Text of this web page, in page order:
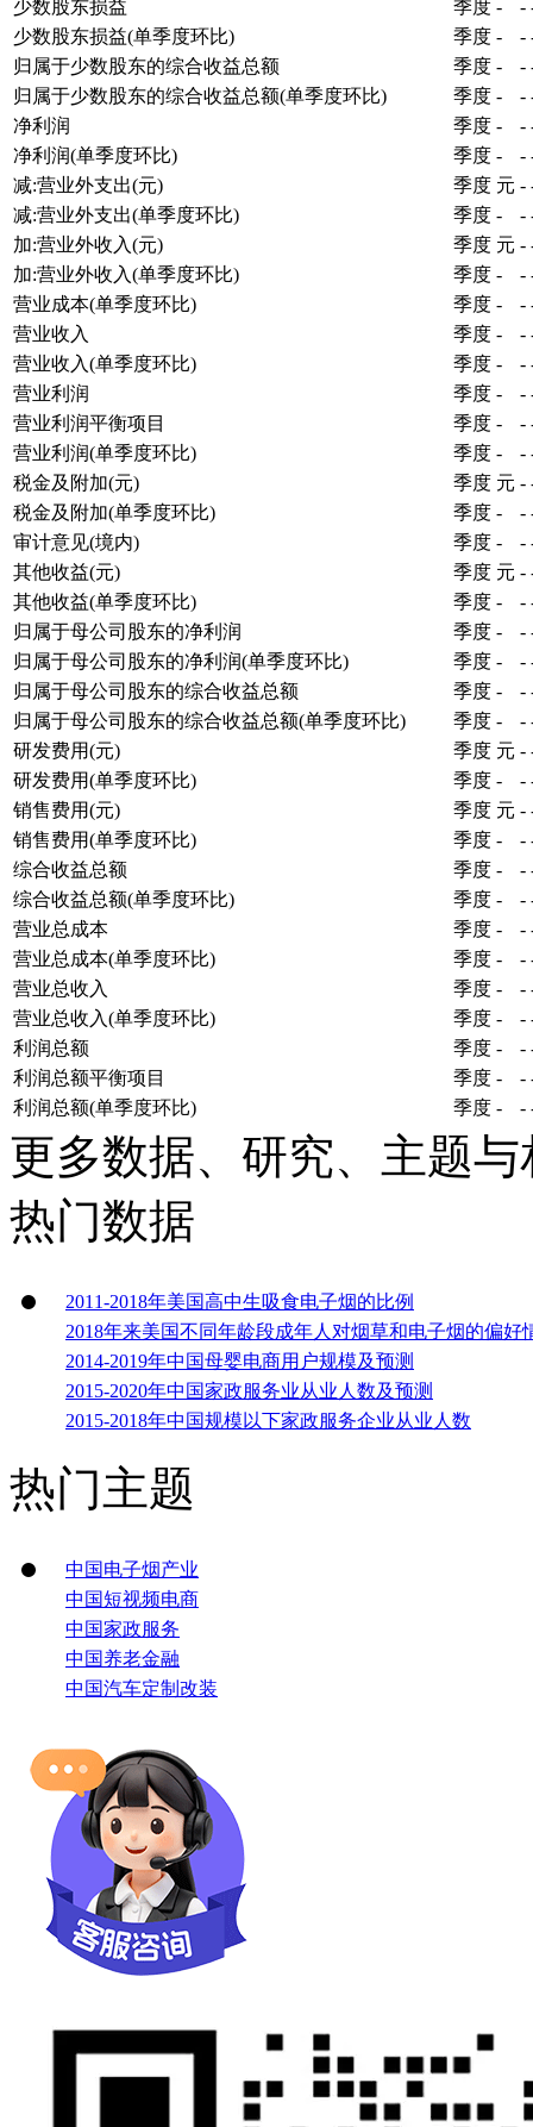
少数股东损益 季度 - -
少数股东损益(单季度环比)
季度 - -
归属于少数股东的综合收益总额
季度 - -
归属于少数股东的综合收益总额(单季度环比)
季度 - -
净利润
季度 - -
净利润(单季度环比)
季度 - -
减:营业外支出(元)
季度 元 -
减:营业外支出(单季度环比)
季度 - -
加:营业外收入(元)
季度 元 -
加:营业外收入(单季度环比)
季度 - -
营业成本(单季度环比)
季度 - -
营业收入
季度 - -
营业收入(单季度环比)
季度 - -
营业利润
季度 - -
营业利润平衡项目
季度 - -
营业利润(单季度环比)
季度 - -
税金及附加(元)
季度 元 -
税金及附加(单季度环比)
季度 - -
审计意见(境内)
季度 - -
其他收益(元)
季度 元 -
其他收益(单季度环比)
季度 - -
归属于母公司股东的净利润
季度 - -
归属于母公司股东的净利润(单季度环比)
季度 - -
归属于母公司股东的综合收益总额
季度 - -
归属于母公司股东的综合收益总额(单季度环比)
季度 - -
研发费用(元)
季度 元 -
研发费用(单季度环比)
季度 - -
销售费用(元)
季度 元 -
销售费用(单季度环比)
季度 - -
综合收益总额
季度 - -
综合收益总额(单季度环比)
季度 - -
营业总成本
季度 - -
营业总成本(单季度环比)
季度 - -
营业总收入
季度 - -
营业总收入(单季度环比)
季度 - -
利润总额
季度 - -
利润总额平衡项目
季度 - -
利润总额(单季度环比)
季度 - -
更多数据、研究、主题
热门数据
2011-2018年美国高中生吸食电子烟的比例
2018年来美国不同年龄段成年人对烟草和电子烟的偏好
2014-2019年中国母婴电商用户规模及预测
2015-2020年中国家政服务业从业人数及预测
2015-2018年中国规模以下家政服务企业从业人数
热门主题
中国电子烟产业
中国短视频电商
中国家政服务
中国养老金融
中国汽车定制改装